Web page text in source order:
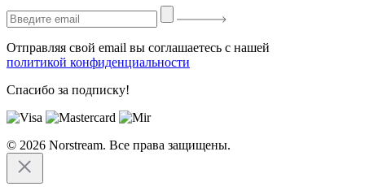
Отправляя свой email вы соглашаетесь с нашей
политикой конфиденциальности
Спасибо за подписку!
© 2026 Norstream. Все права защищены.